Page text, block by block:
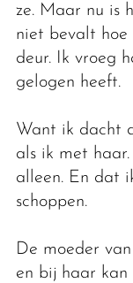
ze. Maar nu is
niet bevalt hoe
deur. Ik vroeg
gelogen heeft.
Want ik dacht
als ik met
alleen. En dat
schoppen.
De moeder
en bij haar